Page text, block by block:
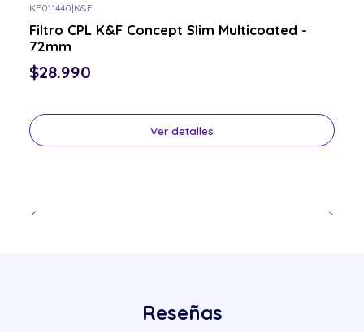
KF01.1440|K&F
Filtro CPL K&F Concept Slim Multicoated -
72mm
$28.990
Ver detalles
Reseñas